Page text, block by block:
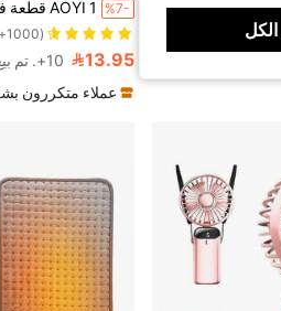
%7-
(1000+)
13.95 10+. تم بيع
عملاء متكررون